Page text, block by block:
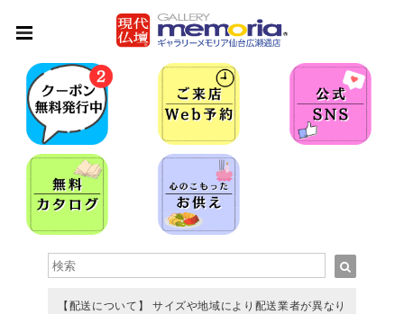
【配送について】 サイズや地域により配送業者が異なり